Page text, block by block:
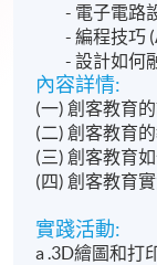
- 電子電路
- 編程技巧
- 設計如何融
內容詳情:
(一) 創客教育
(二) 創客教育
(三) 創客教育
(四) 創客教育
實踐活動:
a .3D繪圖和打